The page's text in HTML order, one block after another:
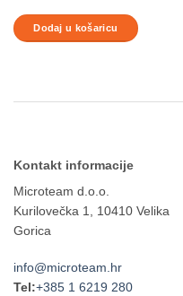
Dodaj u košaricu
Kontakt informacije
Microteam d.o.o.
Kurilovečka 1, 10410 Velika
Gorica
info@microteam.hr
Tel:+385 1 6219 280